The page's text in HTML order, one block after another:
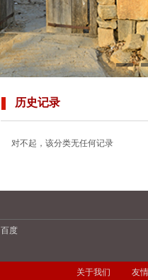
历史记录
对不起，该分类无任何记录
百度
关于我们 友